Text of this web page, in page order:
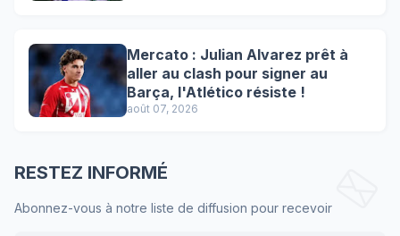
Mercato : Julian Alvarez prêt à
aller au clash pour signer au
Barça, l'Atlético résiste !
août 07, 2026
RESTEZ INFORMÉ
Abonnez-vous à notre liste de diffusion pour recevoir